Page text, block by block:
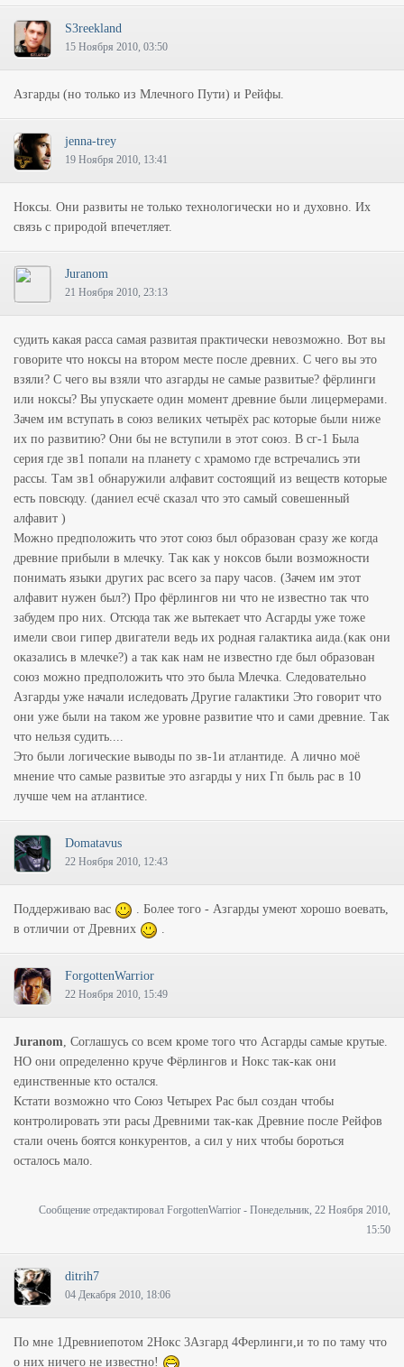
S3reekland
15 Ноября 2010, 03:50
Азгарды (но только из Млечного Пути) и Рейфы.
jenna-trey
19 Ноября 2010, 13:41
Ноксы. Они развиты не только технологически но и духовно. Их
связь с природой впечетляет.
Juranom
21 Ноября 2010, 23:13
судить какая расса самая развитая практически невозможно. Вот вы
говорите что ноксы на втором месте после древних. С чего вы это
взяли? С чего вы взяли что азгарды не самые развитые? фёрлинги
или ноксы? Вы упускаете один момент древние были лицермерами.
Зачем им вступать в союз великих четырёх рас которые были ниже
их по развитию? Они бы не вступили в этот союз. В сг-1 Была
серия где зв1 попали на планету с храмомо где встречались эти
рассы. Там зв1 обнаружили алфавит состоящий из веществ которые
есть повсюду. (даниел есчё сказал что это самый совешенный
алфавит )
Можно предположить что этот союз был образован сразу же когда
древние прибыли в млечку. Так как у ноксов были возможности
понимать языки других рас всего за пару часов. (Зачем им этот
алфавит нужен был?) Про фёрлингов ни что не известно так что
забудем про них. Отсюда так же вытекает что Асгарды уже тоже
имели свои гипер двигатели ведь их родная галактика аида.(как они
оказались в млечке?) а так как нам не известно где был образован
союз можно предположить что это была Млечка. Следовательно
Азгарды уже начали иследовать Другие галактики Это говорит что
они уже были на таком же уровне развитие что и сами древние. Так
что нельзя судить....
Это были логические выводы по зв-1и атлантиде. А лично моё
мнение что самые развитые это азгарды у них Гп быль рас в 10
лучше чем на атлантисе.
Domatavus
22 Ноября 2010, 12:43
Поддерживаю вас
. Более того - Азгарды умеют хорошо воевать,
в отличии от Древних
.
ForgottenWarrior
22 Ноября 2010, 15:49
Juranom, Соглашусь со всем кроме того что Асгарды самые крутые.
НО они определенно круче Фёрлингов и Нокс так-как они
единственные кто остался.
Кстати возможно что Союз Четырех Рас был создан чтобы
контролировать эти расы Древними так-как Древние после Рейфов
стали очень боятся конкурентов, а сил у них чтобы бороться
осталось мало.
Сообщение отредактировал ForgottenWarrior - Понедельник, 22 Ноября 2010,
15:50
ditrih7
04 Декабря 2010, 18:06
По мне 1Древниепотом 2Нокс 3Азгард 4Ферлинги,и то по таму что
о них ничего не известно!